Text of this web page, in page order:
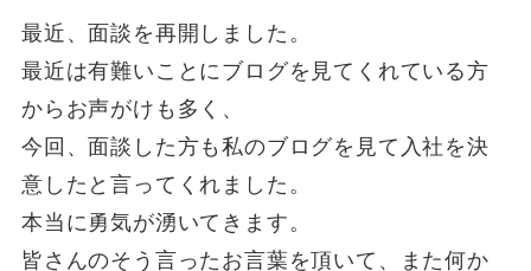
最近、面談を再開しました。
最近は有難いことにブログを見てくれている方
からお声がけも多く、
今回、面談した方も私のブログを見て入社を決
意したと言ってくれました。
本当に勇気が湧いてきます。
皆さんのそう言ったお言葉を頂いて、また何か